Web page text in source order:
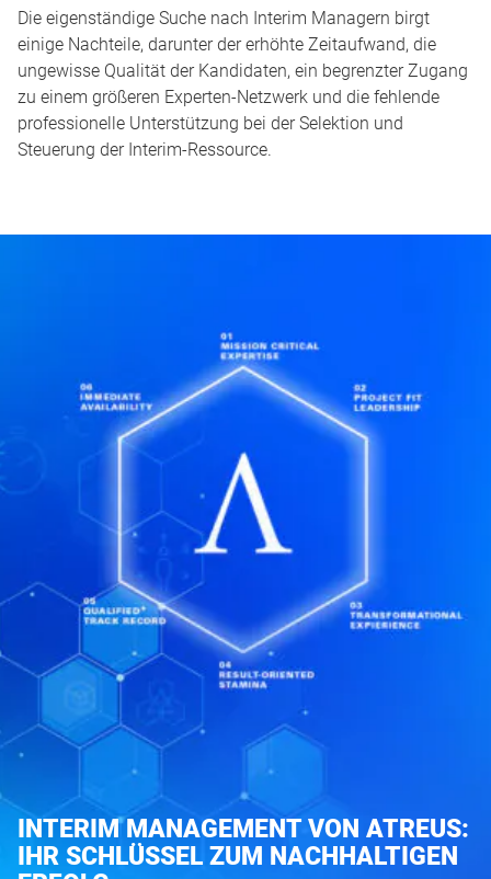
Die eigenständige Suche nach Interim Managern birgt
einige Nachteile, darunter der erhöhte Zeitaufwand, die
ungewisse Qualität der Kandidaten, ein begrenzter Zugang
zu einem größeren Experten-Netzwerk und die fehlende
professionelle Unterstützung bei der Selektion und
Steuerung der Interim-Ressource.
INTERIM MANAGEMENT VON ATREUS:
IHR SCHLÜSSEL ZUM NACHHALTIGEN